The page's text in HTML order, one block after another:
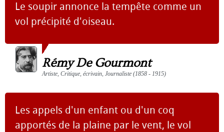
Le soupir annonce la tempête comme un
vol précipité d'oiseau.
Rémy De Gourmont
Artiste, Critique, écrivain, Journaliste (1858 - 1915)
Les appels d'un enfant ou d'un coq
apportés de la plaine par le vent, le vol